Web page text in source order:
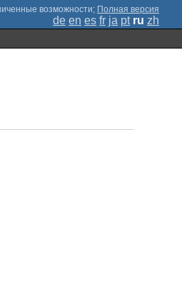
; Полная версия
de en es fr ja pt ru zh